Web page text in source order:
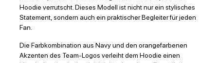
Hoodie verrutscht. Dieses Modell ist nicht nur ein stylisches
Statement, sondern auch ein praktischer Begleiter für jeden
Fan.
Die Farbkombination aus Navy und den orangefarbenen
Akzenten des Team-Logos verleiht dem Hoodie einen